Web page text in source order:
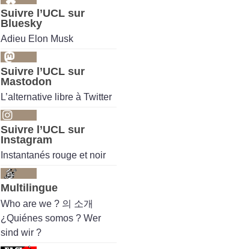
Suivre l’UCL sur
Bluesky
Adieu Elon Musk
Suivre l’UCL sur
Mastodon
L’alternative libre à Twitter
Suivre l’UCL sur
Instagram
Instantanés rouge et noir
Multilingue
Who are we ? 의 소개
¿Quiénes somos ? Wer
sind wir ?